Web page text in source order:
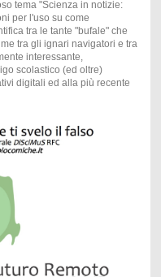
tema "Scienza in notizie:
per l'uso su come
tra le tante "bufale" che
tra gli ignari navigatori e tra
interessante,
scolastico (ed oltre)
digitali ed alla più recente